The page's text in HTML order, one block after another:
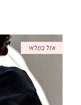
אזל במלאי